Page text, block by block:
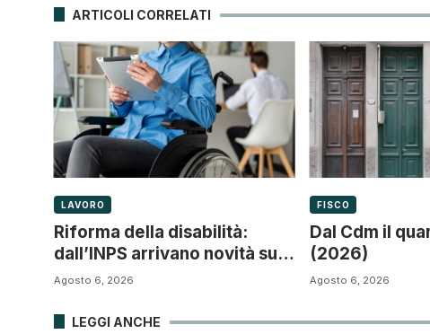
ARTICOLI CORRELATI
LAVORO
Riforma della disabilità:
dall’INPS arrivano novità sul
progetto di vita
Agosto 6, 2026
FISCO
Dal Cdm il
(2026)
Agosto 6, 2026
LEGGI ANCHE